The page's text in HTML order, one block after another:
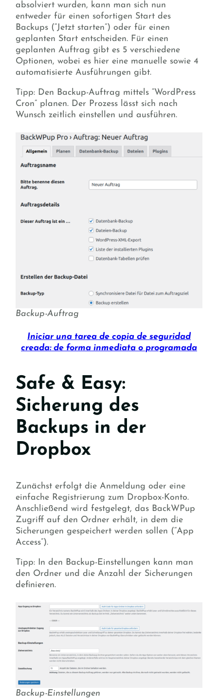
absolviert wurden, kann man sich nun
entweder für einen sofortigen Start des
Backups (“Jetzt starten”) oder für einen
geplanten Start entscheiden. Für einen
geplanten Auftrag gibt es 5 verschiedene
Optionen, wobei es hier eine manuelle sowie 4
automatisierte Ausführungen gibt.
Tipp: Den Backup-Auftrag mittels “WordPress
Cron” planen. Der Prozess lässt sich nach
Wunsch zeitlich einstellen und ausführen.
Backup-Auftrag
Iniciar una tarea de copia de seguridad
creada: de forma inmediata o programada
Safe & Easy:
Sicherung des
Backups in der
Dropbox
Zunächst erfolgt die Anmeldung oder eine
einfache Registrierung zum Dropbox-Konto.
Anschließend wird festgelegt, das BackWPup
Zugriff auf den Ordner erhält, in dem die
Sicherungen gespeichert werden sollen (“App
Access”).
Tipp: In den Backup-Einstellungen kann man
den Ordner und die Anzahl der Sicherungen
definieren.
Backup-Einstellungen